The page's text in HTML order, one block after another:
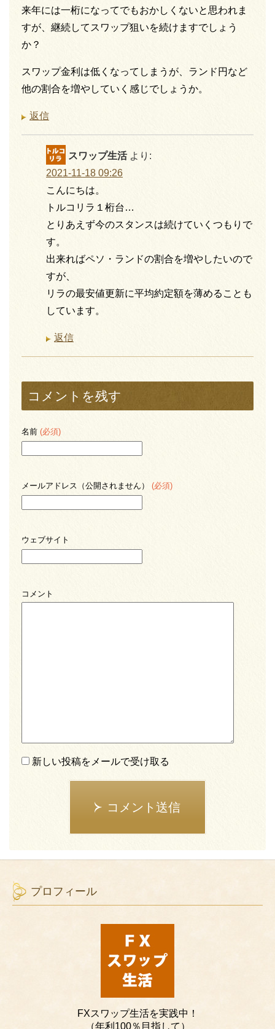
来年には一桁になってでもおかしくないと思われま
すが、継続してスワップ狙いを続けますでしょう
か？
スワップ金利は低くなってしまうが、ランド円など
他の割合を増やしていく感じでしょうか。
返信
スワップ生活 より:
2021-11-18 09:26
こんにちは。
トルコリラ１桁台…
とりあえず今のスタンスは続けていくつもりで
す。
出来ればペソ・ランドの割合を増やしたいので
すが、
リラの最安値更新に平均約定額を薄めることも
しています。
返信
コメントを残す
名前 (必須)
メールアドレス（公開されません） (必須)
ウェブサイト
コメント
新しい投稿をメールで受け取る
コメント送信
プロフィール
FXスワップ生活を実践中！
（年利100％目指して）